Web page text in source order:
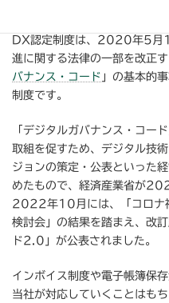
DX認定制度は、2020年5月
進に関する法律の一部を改正
バナンス・コード 」の基本的
制度です。
「デジタルガバナンス・コー
取組を促すため、デジタル技
ジョンの策定・公表といった
めたもので、経済産業省が
2022年10月には、「コロナ
検討会」の結果を踏まえ、改
ド2.0」が公表されました。
インボイス制度や電子帳簿保
当社が対応していくことはも